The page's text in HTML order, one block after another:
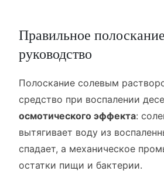
Правильное
руководство
Полоскание солевым
средство при воспалении
осмотического эффекта:
вытягивает воду из
спадает, а механическое
остатки пищи и бактерии.